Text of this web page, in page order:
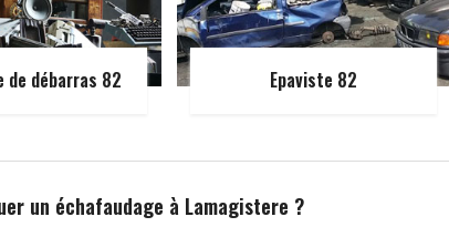
de débarras 82 Epaviste 82
un échafaudage à Lamagistere ?